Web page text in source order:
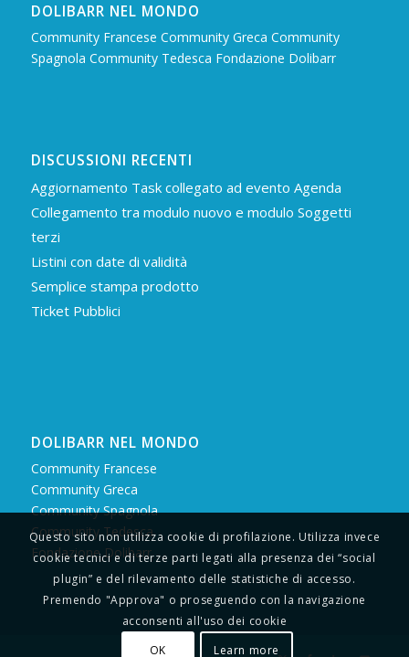
DOLIBARR NEL MONDO
Community Francese Community Greca Community
Spagnola Community Tedesca Fondazione Dolibarr
DISCUSSIONI RECENTI
Aggiornamento Task collegato ad evento Agenda
Collegamento tra modulo nuovo e modulo Soggetti
terzi
Listini con date di validità
Semplice stampa prodotto
Ticket Pubblici
DOLIBARR NEL MONDO
Community Francese
Community Greca
Community Spagnola
Community Tedesca
Fondazione Dolibarr
Questo sito non utilizza cookie di profilazione. Utilizza invece
cookie tecnici e di terze parti legati alla presenza dei “social
plugin” e del rilevamento delle statistiche di accesso.
Premendo "Approva" o proseguendo con la navigazione
acconsenti all'uso dei cookie
OK
Learn more